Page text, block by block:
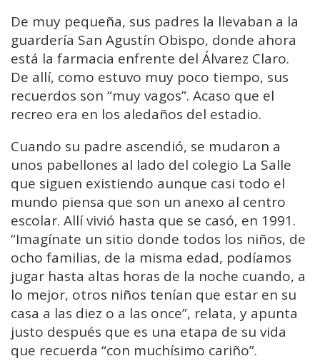
De muy pequeña, sus padres la llevaban a la
guardería San Agustín Obispo, donde ahora
está la farmacia enfrente del Álvarez Claro.
De allí, como estuvo muy poco tiempo, sus
recuerdos son “muy vagos”. Acaso que el
recreo era en los aledaños del estadio.
Cuando su padre ascendió, se mudaron a
unos pabellones al lado del colegio La Salle
que siguen existiendo aunque casi todo el
mundo piensa que son un anexo al centro
escolar. Allí vivió hasta que se casó, en 1991.
“Imagínate un sitio donde todos los niños, de
ocho familias, de la misma edad, podíamos
jugar hasta altas horas de la noche cuando, a
lo mejor, otros niños tenían que estar en su
casa a las diez o a las once”, relata, y apunta
justo después que es una etapa de su vida
que recuerda “con muchísimo cariño”.